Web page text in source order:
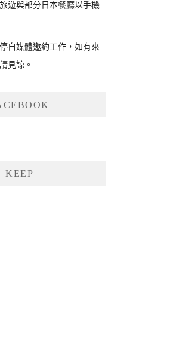
遊與部分日本餐廳以手機
自媒體邀約工作，如有來
見諒。
KEEP